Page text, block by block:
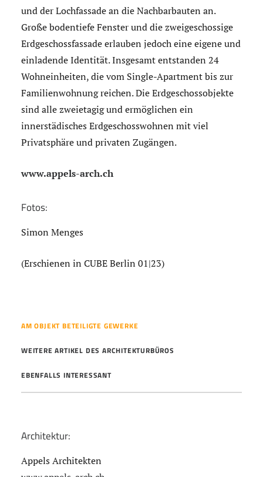
und der Lochfassade an die Nachbarbauten an.
Große bodentiefe Fenster und die zweigeschossige
Erdgeschossfassade erlauben jedoch eine eigene und
einladende Identität. Insgesamt entstanden 24
Wohneinheiten, die vom Single-Apartment bis zur
Familienwohnung reichen. Die Erdgeschossobjekte
sind alle zweietagig und ermöglichen ein
innerstädisches Erdgeschosswohnen mit viel
Privatsphäre und privaten Zugängen.
www.appels-arch.ch
Fotos:
Simon Menges
(Erschienen in CUBE Berlin 01|23)
AM OBJEKT BETEILIGTE GEWERKE
WEITERE ARTIKEL DES ARCHITEKTURBÜROS
EBENFALLS INTERESSANT
Architektur:
Appels Architekten